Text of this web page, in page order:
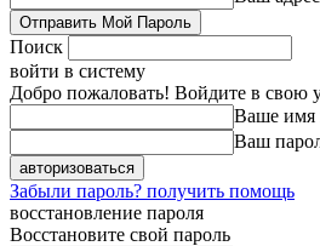
Поиск
войти в систему
Добро пожаловать! Войдите в свою
Ваше имя
Ваш
Забыли пароль? получить помощь
восстановление пароля
Восстановите свой пароль